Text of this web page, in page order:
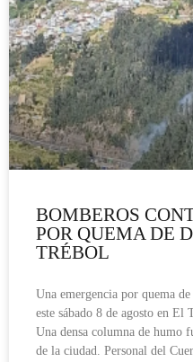
BOMBEROS
POR QUEMA DE
TRÉBOL
Una emergencia por quema
este sábado 8 de agosto en
Una densa columna de humo
de la ciudad. Personal del